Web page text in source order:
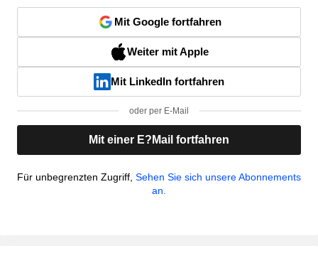
Mit Google fortfahren
Weiter mit Apple
Mit LinkedIn fortfahren
oder per E-Mail
Mit einer E?Mail fortfahren
Für unbegrenzten Zugriff, Sehen Sie sich unsere Abonnements
an.